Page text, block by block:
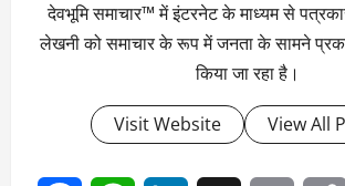
देवभूमि समाचार™ में इंटरनेट के माध्यम से
लेखनी को समाचार के रूप में जनता के सामने
किया जा रहा है।
Visit Website View All